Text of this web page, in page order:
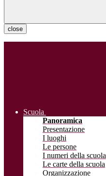
close
Scuola
Panoramica
Presentazione
I luoghi
Le persone
I numeri della scuola
Le carte della scuola
Organizzazione